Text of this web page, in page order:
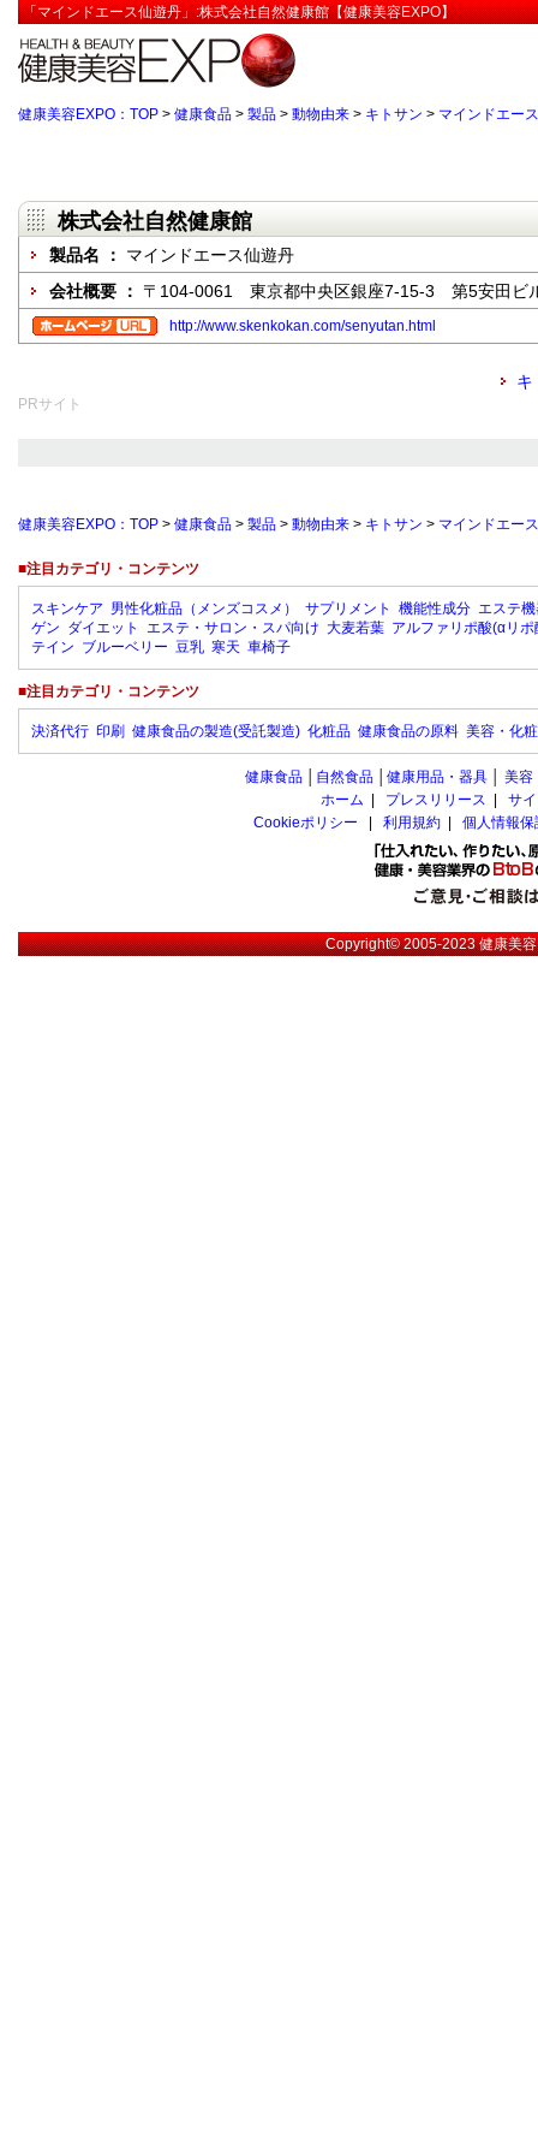
「マインドエース仙遊丹」:株式会社自然健康館【健康美容EXPO】
健康美容EXPO：TOP > 健康食品 > 製品 > 動物由来 > キトサン > マインドエー
株式会社自然健康館
製品名 ： マインドエース仙遊丹
会社概要 ： 〒104-0061 東京都中央区銀座7-15-3 第5安田
http://www.skenkokan.com/senyutan.html
キ
PRサイト
健康美容EXPO：TOP > 健康食品 > 製品 > 動物由来 > キトサン > マインドエー
■注目カテゴリ・コンテンツ
スキンケア 男性化粧品（メンズコスメ） サプリメント 機能性成分 エステ
ゲン ダイエット エステ・サロン・スパ向け 大麦若葉 アルファリポ酸(αリポ
テイン ブルーベリー 豆乳 寒天 車椅子
■注目カテゴリ・コンテンツ
決済代行 印刷 健康食品の製造(受託製造) 化粧品 健康食品の原料 美容・化
健康食品 自然食品 健康用品・器具 美容
ホーム
プレスリリース
サ
Cookieポリシー
利用規約 個人情報
Copyright© 2005-2023健康美